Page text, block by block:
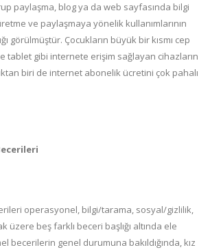
paylaşma, blog ya da web sayfasında bilgi
ve paylaşmaya yönelik kullanımlarının
görülmüştür. Çocukların büyük bir kısmı cep
tablet gibi internete erişim sağlayan cihazların
biri de internet abonelik ücretini çok pahalı
operasyonel, bilgi/tarama, sosyal/gizlilik,
üzere beş farklı beceri başlığı altında ele
becerilerin genel durumuna bakıldığında, kız